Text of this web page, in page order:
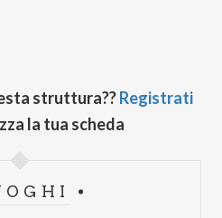
struttura??Registrati
la tua scheda